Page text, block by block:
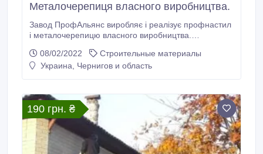
Металочерепиця власного виробництва.
Завод ПрофАльянс виробляє і реалізує профнастил
і металочерепицю власного виробництва.
металевий штакетник, , завіси, труба профільна.
Більше 20 кольорів в асортименті. Покриття: мат і
Туреччина, і інші.
08/02/2022
Строительные материалы
Украина, Чернигов и область
190 грн. ₴